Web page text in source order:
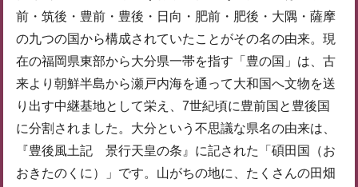
前・筑後・豊前・豊後・日向・肥前・肥後・大隅・薩摩
の九つの国から構成されていたことがその名の由来。現
在の福岡県東部から大分県一帯を指す「豊の国」は、古
来より朝鮮半島から瀬戸内海を通って大和国へ文物を送
り出す中継基地として栄え、7世紀頃に豊前国と豊後国
に分割されました。大分という不思議な県名の由来は、
『豊後風土記 景行天皇の条』に記された「碩田国（お
おきたのくに）」です。山がちの地に、たくさんの田畑